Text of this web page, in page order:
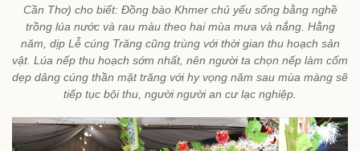
Cần Thơ) cho biết: Đồng bào Khmer chủ yếu sống bằng nghề
trồng lúa nước và rau màu theo hai mùa mưa và nắng. Hằng
năm, dịp Lễ cúng Trăng cũng trùng với thời gian thu hoạch sản
vật. Lúa nếp thu hoạch sớm nhất, nên người ta chọn nếp làm cốm
dẹp dâng cúng thần mặt trăng với hy vọng năm sau mùa màng sẽ
tiếp tục bội thu, người người an cư lạc nghiệp.